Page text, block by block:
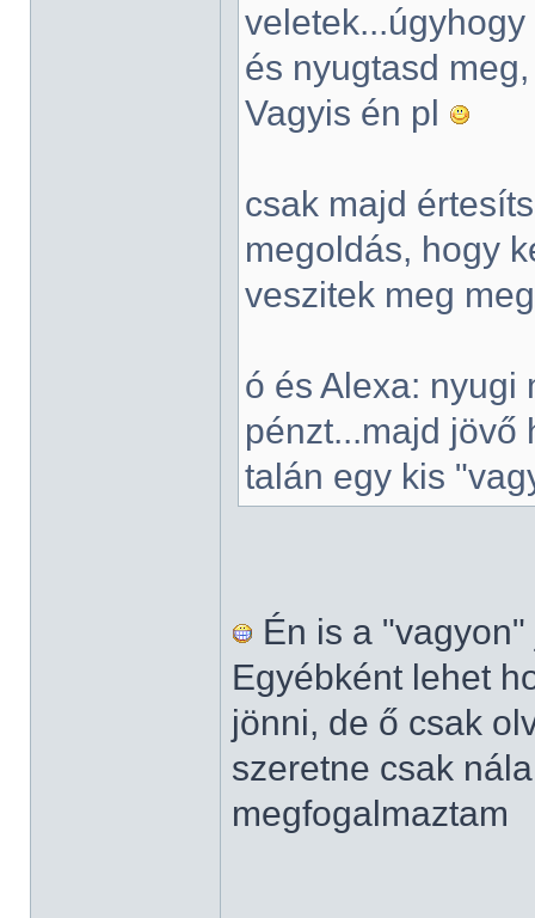
és nyugtasd
Vagyis én pl
csak majd
megoldás, hogy
veszitek meg
ó és Alexa: nyugi
pénzt...majd
talán egy kis
Én is a
Egyébként lehet
jönni, de ő csak
szeretne csak
megfogalmaztam